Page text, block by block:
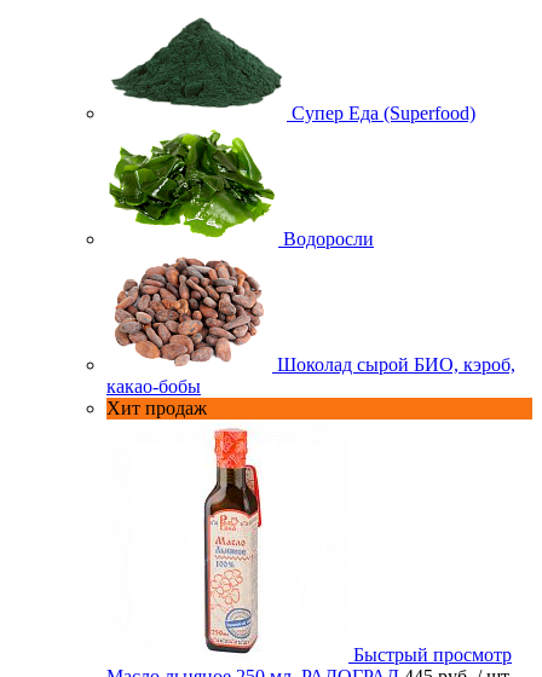
Супер Еда (Superfood)
Водоросли
Шоколад сырой БИО, кэроб,
какао-бобы
Хит продаж
Быстрый просмотр